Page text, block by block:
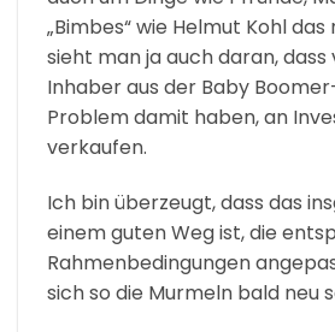
„Bimbes“ wie Helmut Kohl das
sieht man ja auch daran,
Inhaber aus der Baby
Problem damit haben, an
verkaufen.
Ich bin überzeugt, dass das
einem guten Weg ist, die
Rahmenbedingungen
sich so die Murmeln bald neu